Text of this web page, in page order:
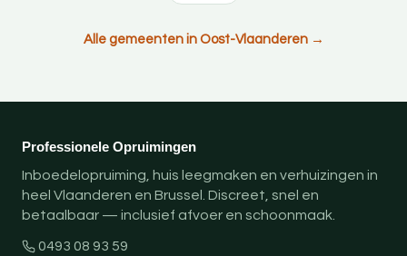
Alle gemeenten in Oost-Vlaanderen →
Professionele Opruimingen
Inboedelopruiming, huis leegmaken en verhuizingen in
heel Vlaanderen en Brussel. Discreet, snel en
betaalbaar — inclusief afvoer en schoonmaak.
0493 08 93 59